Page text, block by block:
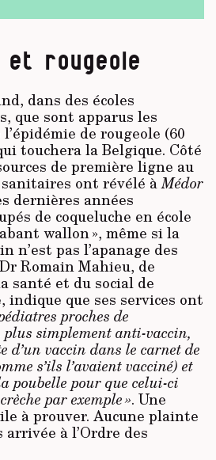
et rougeole
dans des écoles
que sont apparus les
de rougeole (60
touchera la Belgique. Côté
de première ligne au
ont révélé àMédor
dernières années
de coqueluche en école
wallon », même si la
n’est pas l’apanage des
Romain Mahieu, de
santé et du social de
indique que ses services ont
proches de
plus simplement anti-vaccin,
d’un vaccin dans le carnet de
s’ils l’avaient vacciné) et
poubelle pour que celui-ci
par exemple ». Une
à prouver. Aucune plainte
à l’Ordre des